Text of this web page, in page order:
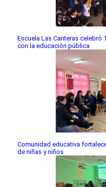
Escuela Las Canteras
con la educación pública
Comunidad educativa
de niñas y niños